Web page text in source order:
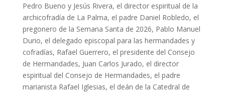
Pedro Bueno y Jesús Rivera, el director espiritual de la
archicofradía de La Palma, el padre Daniel Robledo, el
pregonero de la Semana Santa de 2026, Pablo Manuel
Durio, el delegado episcopal para las hermandades y
cofradías, Rafael Guerrero, el presidente del Consejo
de Hermandades, Juan Carlos Jurado, el director
espiritual del Consejo de Hermandades, el padre
marianista Rafael Iglesias, el deán de la Catedral de